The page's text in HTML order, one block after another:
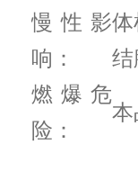
慢性影
响：
结
燃爆危
险：
本